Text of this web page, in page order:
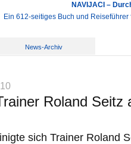
NAVIJACI –
Ein 612-seitiges Buch und
News-Archiv
Roland Seitz
sich Trainer Roland